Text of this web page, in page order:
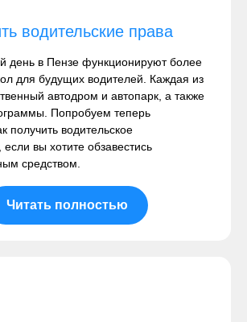
водительские права
день в Пензе функционируют более
для будущих водителей. Каждая из
автодром и автопарк, а также
Попробуем теперь
получить водительское
вы хотите обзавестись
средством.
Читать полностью